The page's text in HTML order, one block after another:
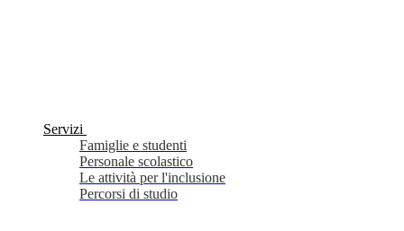
Servizi
Famiglie e studenti
Personale scolastico
Le attività per l'inclusione
Percorsi di studio